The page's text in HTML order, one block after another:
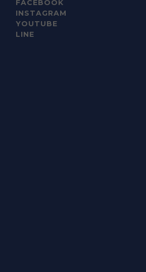
FACEBOOK
INSTAGRAM
YOUTUBE
LINE